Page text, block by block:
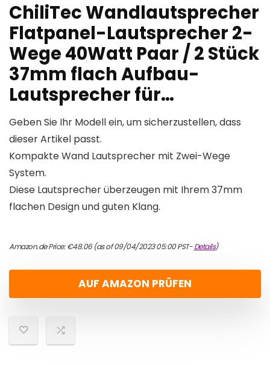
ChiliTec Wandlautsprecher
Flatpanel-Lautsprecher 2-
Wege 40Watt Paar / 2 Stück
37mm flach Aufbau-
Lautsprecher für…
Geben Sie Ihr Modell ein, um sicherzustellen, dass
dieser Artikel passt.
Kompakte Wand Lautsprecher mit Zwei-Wege
System.
Diese Lautsprecher überzeugen mit Ihrem 37mm
flachen Design und guten Klang.
Amazon.de Price:€48.06(as of 09/04/2023 05:00 PST-Details)
AUF AMAZON PRÜFEN